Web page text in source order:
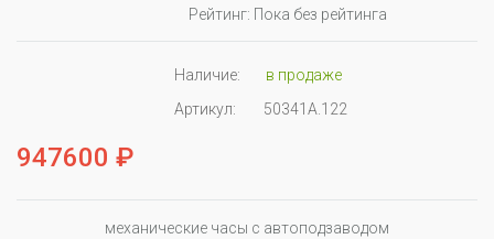
Рейтинг: Пока без рейтинга
Наличие:
в продаже
Артикул:
50341А.122
947600 ₽
механические часы с автоподзаводом